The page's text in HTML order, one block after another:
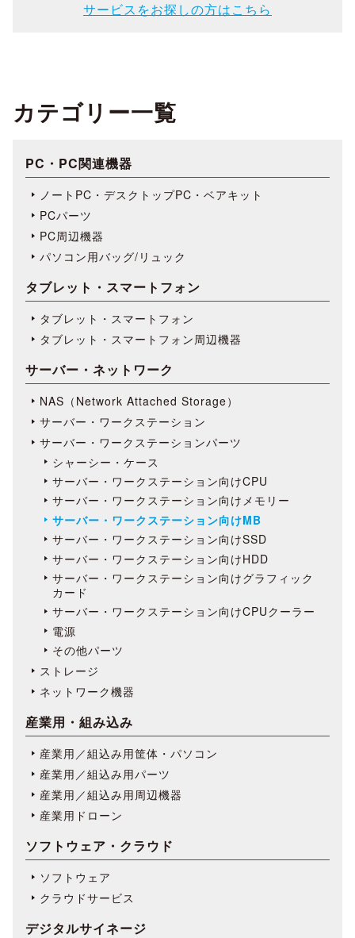
サービスをお探しの方はこちら
カテゴリー一覧
PC・PC関連機器
ノートPC・デスクトップPC・ベアキット
PCパーツ
PC周辺機器
パソコン用バッグ/リュック
タブレット・スマートフォン
タブレット・スマートフォン
タブレット・スマートフォン周辺機器
サーバー・ネットワーク
NAS（Network Attached Storage）
サーバー・ワークステーション
サーバー・ワークステーションパーツ
シャーシー・ケース
サーバー・ワークステーション向けCPU
サーバー・ワークステーション向けメモリー
サーバー・ワークステーション向けMB
サーバー・ワークステーション向けSSD
サーバー・ワークステーション向けHDD
サーバー・ワークステーション向けグラフィック
カード
サーバー・ワークステーション向けCPUクーラー
電源
その他パーツ
ストレージ
ネットワーク機器
産業用・組み込み
産業用／組込み用筐体・パソコン
産業用／組込み用パーツ
産業用／組込み用周辺機器
産業用ドローン
ソフトウェア・クラウド
ソフトウェア
クラウドサービス
デジタルサイネージ